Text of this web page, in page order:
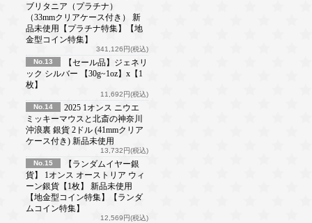
ブリタニア（プラチナ）
（33mmクリアケース付き） 新
品未使用【プラチナ特集】【地
金型コイン特集】
341,126円(税込)
No.13
【セール品】ジェネリ
ック シルバー 【30g~1oz】x【1
枚】
11,692円(税込)
No.14
2025 1オンス ニウエ
ミッキーマウスと北斎の神奈川
沖浪裏 銀貨 2ドル (41mmクリア
ケース付き) 新品未使用
13,732円(税込)
No.15
【ランダムイヤー銀
貨】 1オンス オーストリア ウィ
ーン銀貨【1枚】 新品未使用
【地金型コイン特集】【ランダ
ムコイン特集】
12,569円(税込)